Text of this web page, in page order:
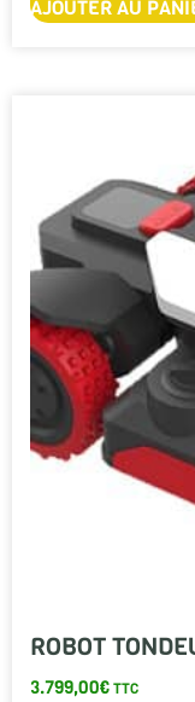
AJOUTER AU
ROBOT
3.799,00€TTC